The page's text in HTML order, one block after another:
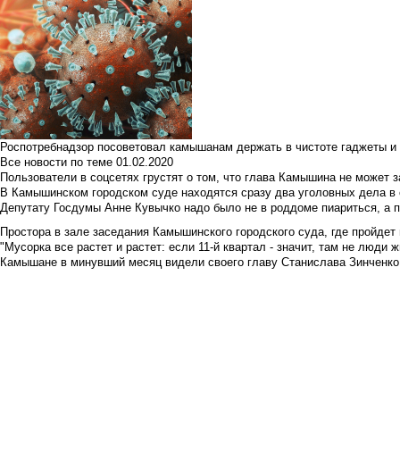
Роспотребнадзор посоветовал камышанам держать в чистоте гаджеты
Все новости по теме 01.02.2020
Пользователи в соцсетях грустят о том, что глава Камышина не может
В Камышинском городском суде находятся сразу два уголовных дела
Депутату Госдумы Анне Кувычко надо было не в роддоме пиариться, а
Простора в зале заседания Камышинского городского суда, где
"Мусорка все растет и растет: если 11-й квартал - значит, там не люди
Камышане в минувший месяц видели своего главу Станислава Зинченко